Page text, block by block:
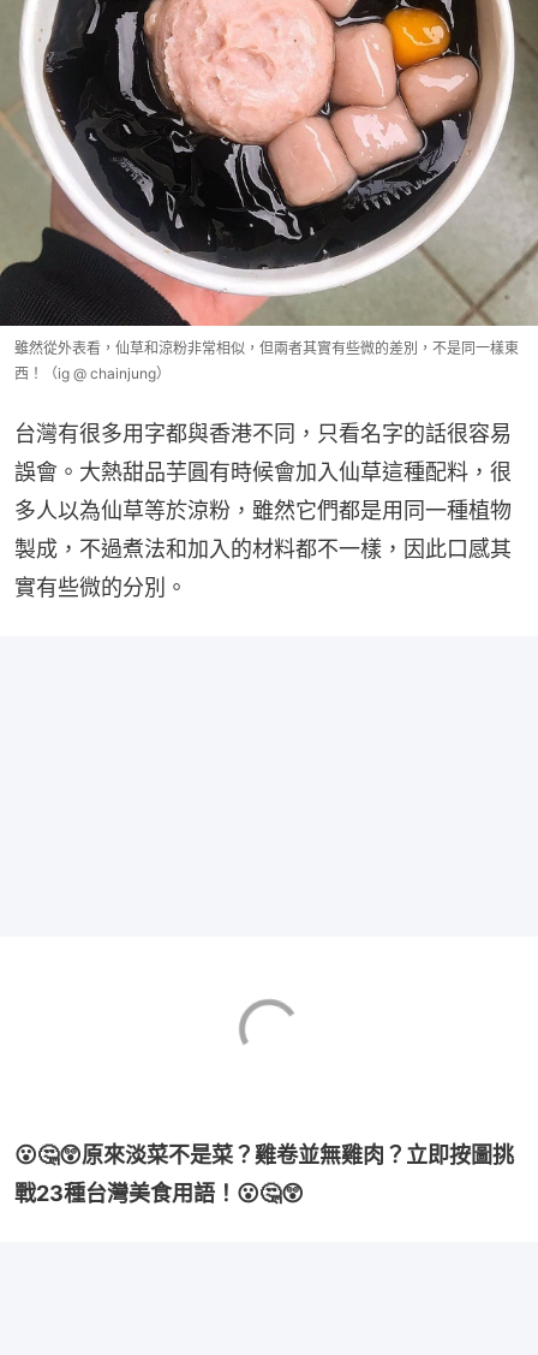
雖然從外表看，仙草和涼粉非常相似，但兩者其實有些微的差別，不是同一樣東
西！（ig @ chainjung）
台灣有很多用字都與香港不同，只看名字的話很容易
誤會。大熱甜品芋圓有時候會加入仙草這種配料，很
多人以為仙草等於涼粉，雖然它們都是用同一種植物
製成，不過煮法和加入的材料都不一樣，因此口感其
實有些微的分別。
😮🤔😲原來淡菜不是菜？雞卷並無雞肉？立即按圖挑
戰23種台灣美食用語！😮🤔😲